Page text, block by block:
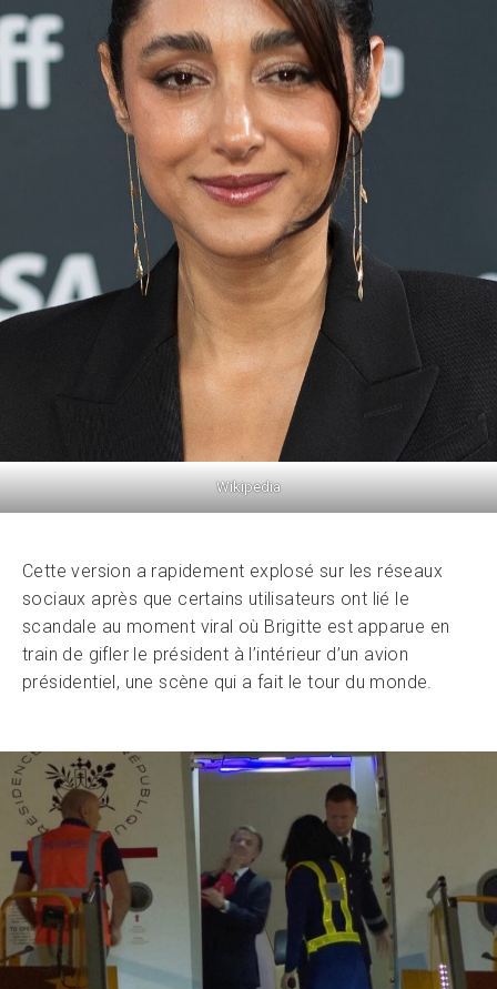
Wikipedia
Cette version a rapidement explosé sur les réseaux
sociaux après que certains utilisateurs ont lié le
scandale au moment viral où Brigitte est apparue en
train de gifler le président à l’intérieur d’un avion
présidentiel, une scène qui a fait le tour du monde.